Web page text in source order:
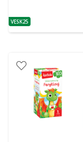
patarimas
VESK25